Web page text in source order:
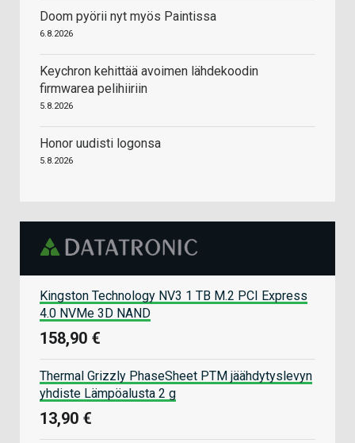
Doom pyörii nyt myös Paintissa
6.8.2026
Keychron kehittää avoimen lähdekoodin
firmwarea pelihiiriin
5.8.2026
Honor uudisti logonsa
5.8.2026
Kingston Technology NV3 1 TB M.2 PCI Express
4.0 NVMe 3D NAND
158,90 €
Thermal Grizzly PhaseSheet PTM jäähdytyslevyn
yhdiste Lämpöalusta 2 g
13,90 €